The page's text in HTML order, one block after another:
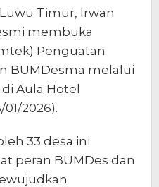
Timur, Irwan
membuka
Penguatan
BUMDesma melalui
Aula Hotel
2026).
33 desa ini
peran BUMDes dan